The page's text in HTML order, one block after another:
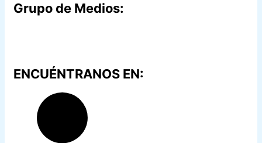
Grupo de Medios:
ENCUÉNTRANOS EN: